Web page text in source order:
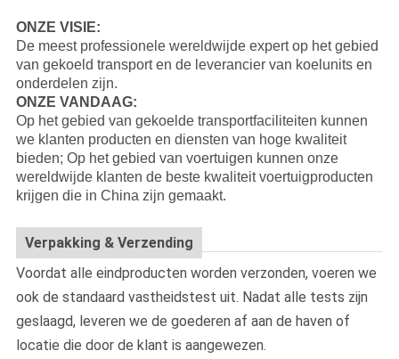
ONZE VISIE:
De meest professionele wereldwijde expert op het gebied
van gekoeld transport en de leverancier van koelunits en
onderdelen zijn.
ONZE VANDAAG:
Op het gebied van gekoelde transportfaciliteiten kunnen
we klanten producten en diensten van hoge kwaliteit
bieden; Op het gebied van voertuigen kunnen onze
wereldwijde klanten de beste kwaliteit voertuigproducten
krijgen die in China zijn gemaakt.
Verpakking & Verzending
Voordat alle eindproducten worden verzonden, voeren we
ook de standaard vastheidstest uit. Nadat alle tests zijn
geslaagd, leveren we de goederen af aan de haven of
locatie die door de klant is aangewezen.